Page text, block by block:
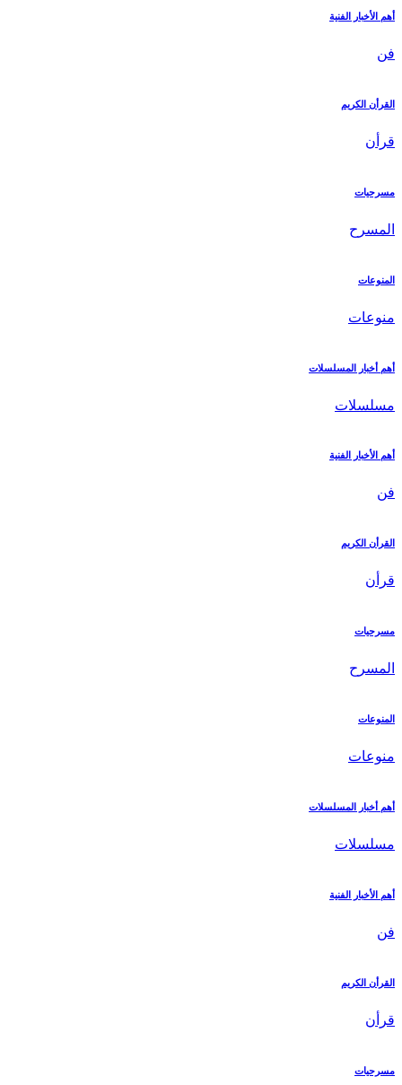
أهم الأخبار الفنية
فن
القرأن الكريم
قرأن
مسرحيات
المسرح
المنوعات
منوعات
أهم أخبار المسلسلات
مسلسلات
أهم الأخبار الفنية
فن
القرأن الكريم
قرأن
مسرحيات
المسرح
المنوعات
منوعات
أهم أخبار المسلسلات
مسلسلات
أهم الأخبار الفنية
فن
القرأن الكريم
قرأن
مسرحيات